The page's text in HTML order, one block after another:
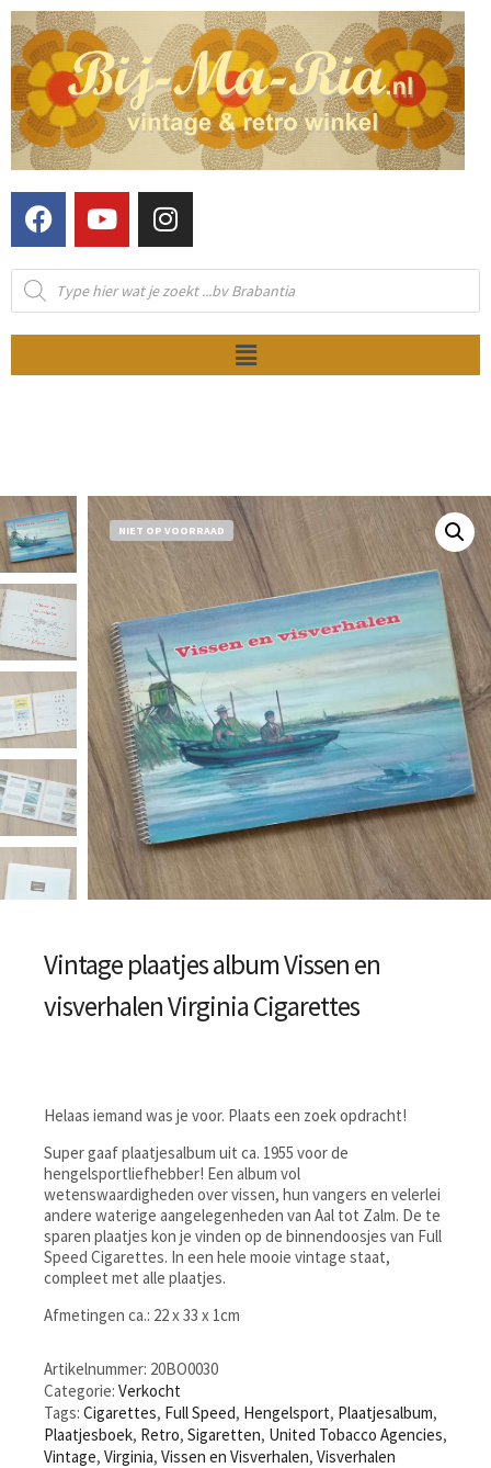
NIET OP VOORRAAD
Vintage plaatjes album Vissen en
visverhalen Virginia Cigarettes
Helaas iemand was je voor. Plaats een zoek opdracht!
Super gaaf plaatjesalbum uit ca. 1955 voor de
hengelsportliefhebber! Een album vol
wetenswaardigheden over vissen, hun vangers en velerlei
andere waterige aangelegenheden van Aal tot Zalm. De te
sparen plaatjes kon je vinden op de binnendoosjes van Full
Speed Cigarettes. In een hele mooie vintage staat,
compleet met alle plaatjes.
Afmetingen ca.: 22 x 33 x 1cm
Artikelnummer: 20BO0030
Categorie: Verkocht
Tags: Cigarettes, Full Speed, Hengelsport, Plaatjesalbum,
Plaatjesboek, Retro, Sigaretten, United Tobacco Agencies,
Vintage, Virginia, Vissen en Visverhalen, Visverhalen